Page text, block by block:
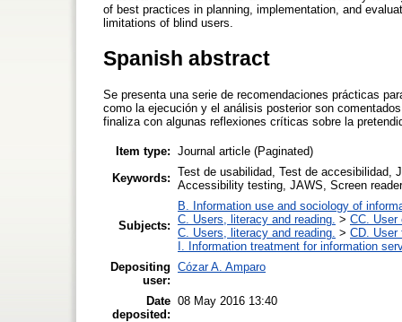
of best practices in planning, implementation, and
limitations of blind users.
Spanish abstract
Se presenta una serie de recomendaciones prácticas
como la ejecución y el análisis posterior son
finaliza con algunas reflexiones críticas sobre la
Item type: Journal article (Paginated)
Keywords: Test de usabilidad, Test de accesibilidad,
Accessibility testing, JAWS, Screen
Subjects:
B. Information use and sociology of
C. Users, literacy and reading. > CC. User
C. Users, literacy and reading. > CD. User
I. Information treatment for information
Depositing
user:
Cózar A. Amparo
Date
deposited:
08 May 2016 13:40